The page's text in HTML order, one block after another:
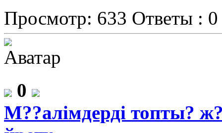
Просмотр: 633 Ответы : 0
0
М??алімдерді топты?